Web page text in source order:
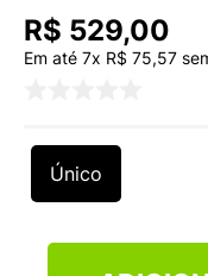
R$ 529,00
Em até 7x R$ 75,57
Único
º
7 º
MELISSA SLIDE
10º VANS TÊNIS VANS